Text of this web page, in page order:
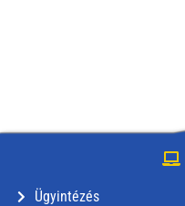
Ügyintézés